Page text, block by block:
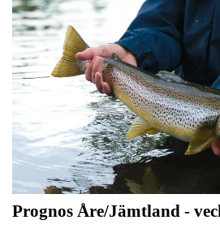
Prognos Åre/Jämtland -